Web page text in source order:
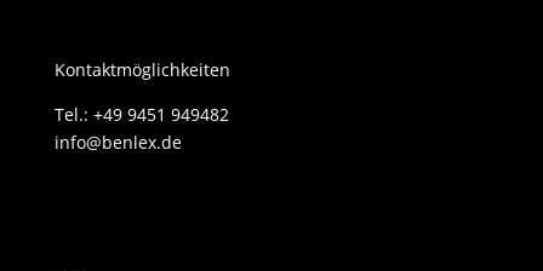
Kontaktmöglichkeiten
Tel.: +49 9451 949482
info@benlex.de